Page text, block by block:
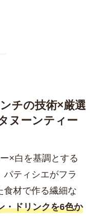
チの技術×厳選
ヌーンティー
×白を基調とする
ティシエがフラ
食材で作る繊細な
・ドリンクを6色か